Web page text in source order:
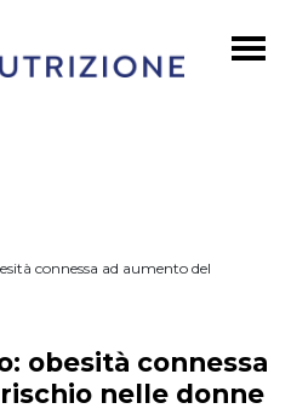
connessa ad aumento del
obesità connessa
nelle donne